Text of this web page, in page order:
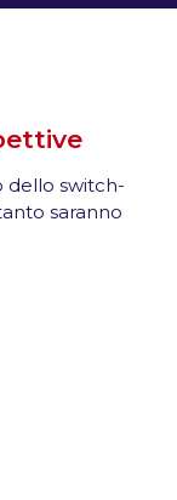
dello switch-
saranno